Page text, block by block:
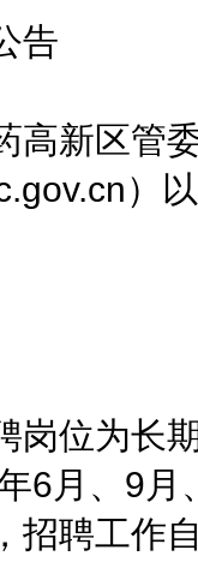
告
新区管委
）
位为长期
6月、9
招聘工作